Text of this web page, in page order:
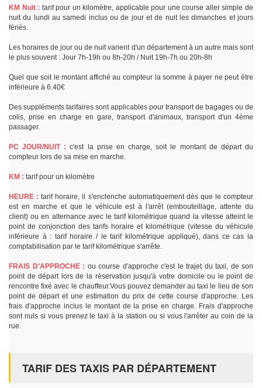
KM Nuit : tarif pour un kilomètre, applicable pour une course aller simple de
nuit du lundi au samedi inclus ou de jour et de nuit les dimanches et jours
fériés.
Les horaires de jour ou de nuit varient d'un département à un autre mais sont
le plus souvent : Jour 7h-19h ou 8h-20h / Nuit 19h-7h ou 20h-8h
Quel que soit le montant affiché au compteur la somme à payer ne peut être
inférieure à 6.40€
Des suppléments tarifaires sont applicables pour transport de bagages ou de
colis, prise en charge en gare, transport d'animaux, transport d'un 4ème
passager.
PC JOUR/NUIT : c'est la prise en charge, soit le montant de départ du
compteur lors de sa mise en marche.
KM : tarif pour un kilomètre
HEURE : tarif horaire, il s'enclenche automatiquement dès que le compteur
est en marche et que le véhicule est à l'arrêt (embouteillage, attente du
client) ou en alternance avec le tarif kilométrique quand la vitesse atteint le
point de conjonction des tarifs horaire et kilométrique (vitesse du véhicule
inférieure à : tarif horaire / le tarif kilométrique appliqué), dans ce cas la
comptabilisation par le tarif kilométrique s'arrête.
FRAIS D'APPROCHE : ou course d'approche c'est le trajet du taxi, de son
point de départ lors de la réservation jusqu'à votre domicile ou le point de
rencontre fixé avec le chauffeur.Vous pouvez demander au taxi le lieu de son
point de départ et une estimation du prix de cette course d'approche. Les
frais d'approche inclus le montant de la prise en charge. Frais d'approche
sont nuls si vous prenez le taxi à la station ou si vous l'arrêter au coin de la
rue.
TARIF DES TAXIS PAR DÉPARTEMENT